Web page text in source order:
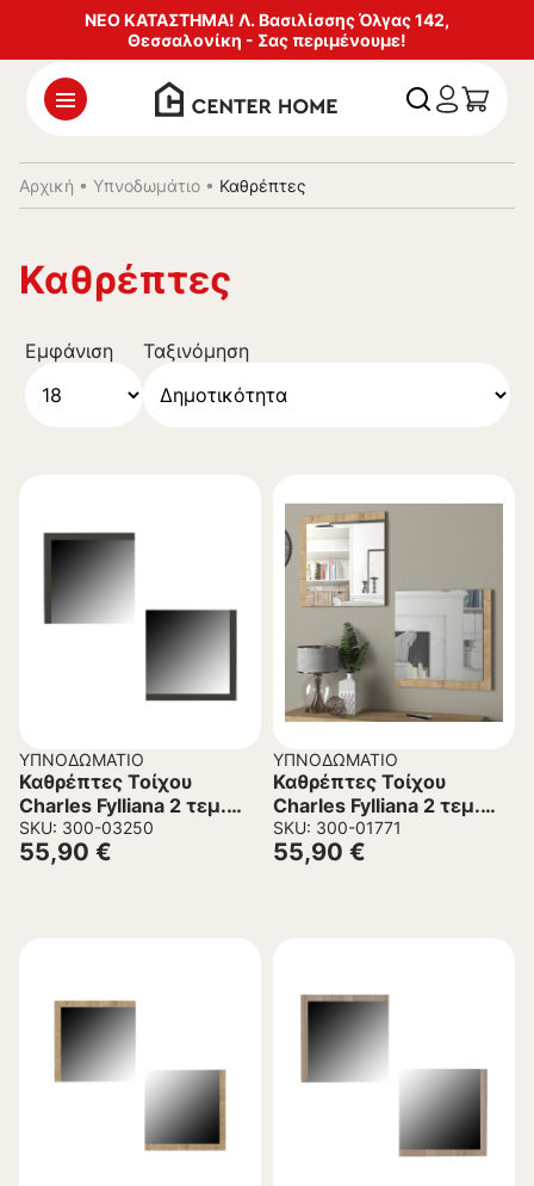
ΝΕΟ ΚΑΤΑΣΤΗΜΑ! Λ. Βασιλίσσης Όλγας 142,
Θεσσαλονίκη - Σας περιμένουμε!
Αρχική • Υπνοδωμάτιο • Καθρέπτες
Καθρέπτες
Εμφάνιση Ταξινόμηση
ΥΠΝΟΔΩΜΆΤΙΟ
Καθρέπτες Τοίχου
Charles Fylliana 2 τεμ.
Ανθρακί 60x5x60 εκ.
SKU: 300-03250
55,90 €
ΥΠΝΟΔΩΜΆΤΙΟ
Καθρέπτες Τοίχου
Charles Fylliana 2 τεμ.
Sonoma 60x5x60 εκ.
SKU: 300-01771
55,90 €